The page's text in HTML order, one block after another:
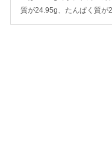
質が24.95g、たんぱく質が